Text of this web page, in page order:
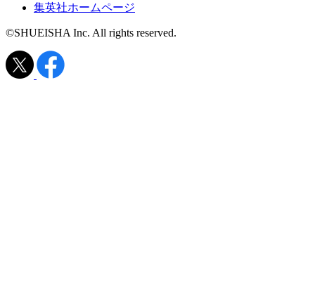
集英社ホームページ
©SHUEISHA Inc. All rights reserved.